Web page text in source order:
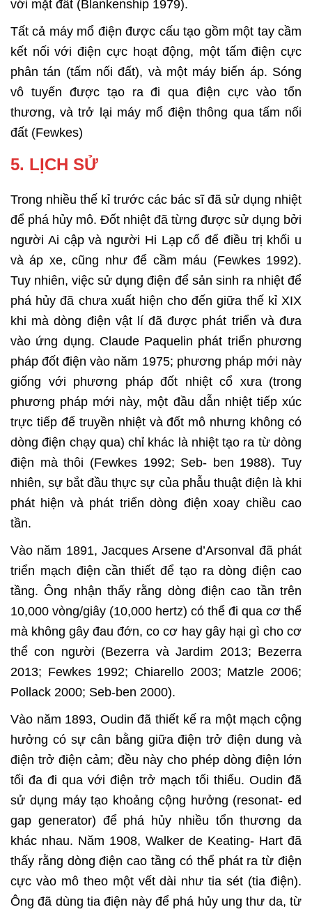
với mặt đất (Blankenship 1979).
Tất cả máy mổ điện được cấu tạo gồm một tay cầm
kết nối với điện cực hoạt động, một tấm điện cực
phân tán (tấm nối đất), và một máy biến áp. Sóng
vô tuyến được tạo ra đi qua điện cực vào tổn
thương, và trở lại máy mổ điện thông qua tấm nối
đất (Fewkes)
5. LỊCH SỬ
Trong nhiều thế kỉ trước các bác sĩ đã sử dụng nhiệt
để phá hủy mô. Đốt nhiệt đã từng được sử dụng bởi
người Ai cập và người Hi Lạp cổ để điều trị khối u
và áp xe, cũng như để cầm máu (Fewkes 1992).
Tuy nhiên, việc sử dụng điện để sản sinh ra nhiệt để
phá hủy đã chưa xuất hiện cho đến giữa thế kỉ XIX
khi mà dòng điện vật lí đã được phát triển và đưa
vào ứng dụng. Claude Paquelin phát triển phương
pháp đốt điện vào năm 1975; phương pháp mới này
giống với phương pháp đốt nhiệt cổ xưa (trong
phương pháp mới này, một đầu dẫn nhiệt tiếp xúc
trực tiếp để truyền nhiệt và đốt mô nhưng không có
dòng điện chạy qua) chỉ khác là nhiệt tạo ra từ dòng
điện mà thôi (Fewkes 1992; Seb- ben 1988). Tuy
nhiên, sự bắt đầu thực sự của phẫu thuật điện là khi
phát hiện và phát triển dòng điện xoay chiều cao
tần.
Vào năm 1891, Jacques Arsene d’Arsonval đã phát
triển mạch điện cần thiết để tạo ra dòng điện cao
tầng. Ông nhận thấy rằng dòng điện cao tần trên
10,000 vòng/giây (10,000 hertz) có thể đi qua cơ thể
mà không gây đau đớn, co cơ hay gây hại gì cho cơ
thể con người (Bezerra và Jardim 2013; Bezerra
2013; Fewkes 1992; Chiarello 2003; Matzle 2006;
Pollack 2000; Seb-ben 2000).
Vào năm 1893, Oudin đã thiết kế ra một mạch cộng
hưởng có sự cân bằng giữa điện trở điện dung và
điện trở điện cảm; đều này cho phép dòng điện lớn
tối đa đi qua với điện trở mạch tối thiểu. Oudin đã
sử dụng máy tạo khoảng cộng hưởng (resonat- ed
gap generator) để phá hủy nhiều tổn thương da
khác nhau. Năm 1908, Walker de Keating- Hart đã
thấy rằng dòng điện cao tầng có thể phát ra từ điện
cực vào mô theo một vết dài như tia sét (tia điện).
Ông đã dùng tia điện này để phá hủy ung thư da, từ